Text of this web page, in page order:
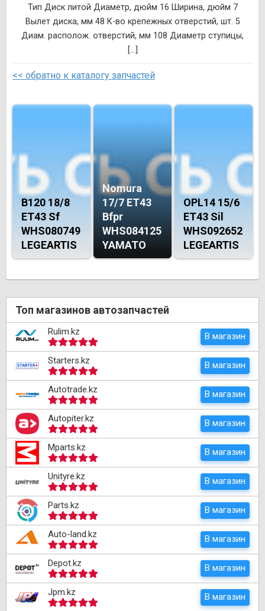
Тип Диск литой Диаметр, дюйм 16 Ширина, дюйм 7
Вылет диска, мм 48 К-во крепежных отверстий, шт. 5
Диам. располож. отверстий, мм 108 Диаметр ступицы,
[...]
<< обратно к каталогу запчастей
B120 18/8
ET43 Sf
WHS080749
LEGEARTIS
Nomura
17/7 ET43
Bfpr
WHS084125
YAMATO
OPL14 15/6
ET43 Sil
WHS092652
LEGEARTIS
Топ магазинов автозапчастей
Rulim.kz В магазин
Starters.kz В магазин
Autotrade.kz В магазин
Autopiter.kz В магазин
Mparts.kz В магазин
Unityre.kz В магазин
Parts.kz В магазин
Auto-land.kz В магазин
Depot.kz В магазин
Jpm.kz В магазин